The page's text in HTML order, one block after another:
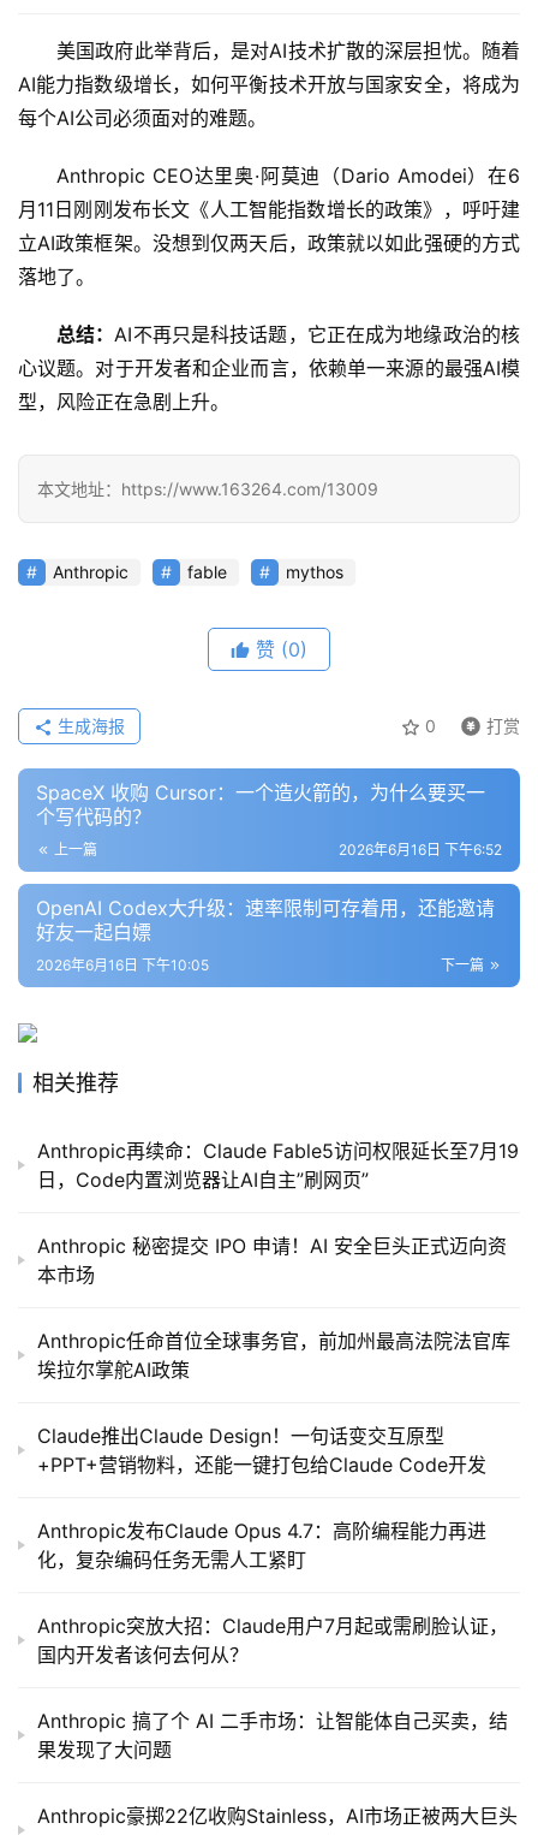
行
好
文
框
架
美国政府此举背后，是对AI技术扩散的深层担忧。随着
AI能力指数级增长，如何平衡技术开放与国家安全，将成为
每个AI公司必须面对的难题。
Anthropic CEO达里奥·阿莫迪（Dario Amodei）在6
月11日刚刚发布长文《人工智能指数增长的政策》，呼吁建
立AI政策框架。没想到仅两天后，政策就以如此强硬的方式
落地了。
总结：AI不再只是科技话题，它正在成为地缘政治的核
心议题。对于开发者和企业而言，依赖单一来源的最强AI模
型，风险正在急剧上升。
本文地址：https://www.163264.com/13009
Anthropic fable mythos
赞 (0)
0 打赏
生成海报
SpaceX 收购 Cursor：一个造火箭的，为什么要买一
个写代码的？
上一篇 2026年6月16日 下午6:52
OpenAI Codex大升级：速率限制可存着用，还能邀请
好友一起白嫖
下一篇
2026年6月16日 下午10:05
相关推荐
Anthropic再续命：Claude Fable5访问权限延长至7月19
日，Code内置浏览器让AI自主”刷网页”
Anthropic 秘密提交 IPO 申请！AI 安全巨头正式迈向资
本市场
Anthropic任命首位全球事务官，前加州最高法院法官库
埃拉尔掌舵AI政策
Claude推出Claude Design！一句话变交互原型
+PPT+营销物料，还能一键打包给Claude Code开发
Anthropic发布Claude Opus 4.7：高阶编程能力再进
化，复杂编码任务无需人工紧盯
Anthropic突放大招：Claude用户7月起或需刷脸认证，
国内开发者该何去何从？
Anthropic 搞了个 AI 二手市场：让智能体自己买卖，结
果发现了大问题
Anthropic豪掷22亿收购Stainless，AI市场正被两大巨头